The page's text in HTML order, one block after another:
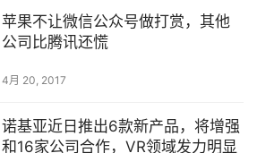
苹果不让微信公众号做打赏，其他
公司比腾讯还慌
4月 20, 2017
诺基亚近日推出6款新产品，将增强
和16家公司合作，VR领域发力明显